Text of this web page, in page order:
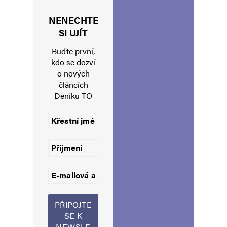
Vaše e-mailová adresa nebude zveřejněna.
NENECHTE
SI UJÍT
Buďte první,
kdo se dozví
o nových
článcích
Deníku TO